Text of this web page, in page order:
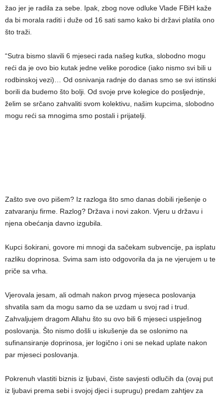
žao jer je radila za sebe. Ipak, zbog nove odluke Vlade FBiH kaže
da bi morala raditi i duže od 16 sati samo kako bi državi platila ono
što traži.
“Sutra bismo slavili 6 mjeseci rada našeg kutka, slobodno mogu
reći da je ovo bio kutak jedne velike porodice (iako nismo svi bili u
rodbinskoj vezi)… Od osnivanja radnje do danas smo se svi istinski
borili da budemo što bolji. Od svoje prve kolegice do posljednje,
želim se srčano zahvaliti svom kolektivu, našim kupcima, slobodno
mogu reći sa mnogima smo postali i prijatelji.
Zašto sve ovo pišem? Iz razloga što smo danas dobili rješenje o
zatvaranju firme. Razlog? Država i novi zakon. Vjeru u državu i
njena obećanja davno izgubila.
Kupci šokirani, govore mi mnogi da sačekam subvencije, pa isplatu
razliku doprinosa. Svima sam isto odgovorila da ja ne vjerujem u te
priče sa vrha.
Vjerovala jesam, ali odmah nakon prvog mjeseca poslovanja
shvatila sam da mogu samo da se uzdam u svoj rad i trud.
Zahvaljujem dragom Allahu što su ovo bili 6 mjeseci uspješnog
poslovanja. Što nismo došli u iskušenje da se oslonimo na
sufinansiranje doprinosa, jer logično i oni se nekad uplate nakon
par mjeseci poslovanja.
Pokrenuh vlastiti biznis iz ljubavi, čiste savjesti odlučih da (ovaj put
iz ljubavi prema sebi i svojoj djeci i suprugu) predam zahtjev za